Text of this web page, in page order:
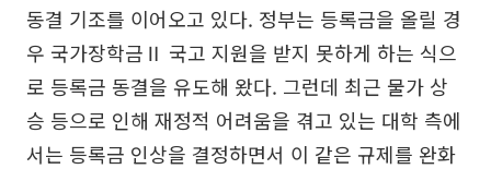
동결 기조를 이어오고 있다. 정부는 등록금을 올릴 경
우 국가장학금Ⅱ 국고 지원을 받지 못하게 하는 식으
로 등록금 동결을 유도해 왔다. 그런데 최근 물가 상
승 등으로 인해 재정적 어려움을 겪고 있는 대학 측에
서는 등록금 인상을 결정하면서 이 같은 규제를 완화